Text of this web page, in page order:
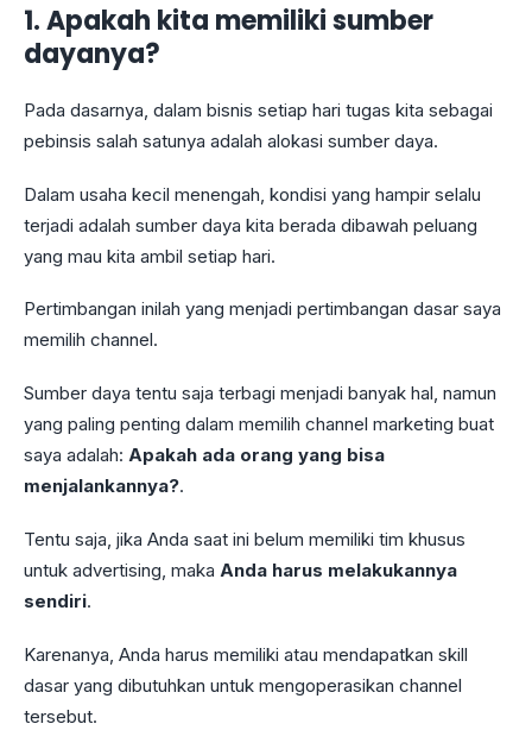
1. Apakah kita memiliki sumber
dayanya?
Pada dasarnya, dalam bisnis setiap hari tugas kita sebagai
pebinsis salah satunya adalah alokasi sumber daya.
Dalam usaha kecil menengah, kondisi yang hampir selalu
terjadi adalah sumber daya kita berada dibawah peluang
yang mau kita ambil setiap hari.
Pertimbangan inilah yang menjadi pertimbangan dasar saya
memilih channel.
Sumber daya tentu saja terbagi menjadi banyak hal, namun
yang paling penting dalam memilih channel marketing buat
saya adalah: Apakah ada orang yang bisa
menjalankannya?.
Tentu saja, jika Anda saat ini belum memiliki tim khusus
untuk advertising, maka Anda harus melakukannya
sendiri.
Karenanya, Anda harus memiliki atau mendapatkan skill
dasar yang dibutuhkan untuk mengoperasikan channel
tersebut.